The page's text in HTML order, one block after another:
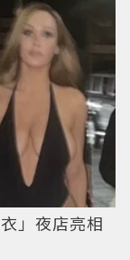
」夜店亮相